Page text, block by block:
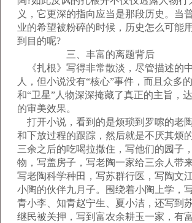
义，它更深的指向应当是那段历史。当
业的希望被粉碎的时候，历史怎么可能
到目的呢?
三、丰富的离题背后
《扎根》写得非常散淡，尽管描述的
人，但小说没有“核心”事件，而且众多
和“卫星”人物深深掩藏了真正的主旨，
的审美效果。
打开小说，看到的是烦琐到罗嗦的老
和下放过程的跟踪，然后就是不厌其烦
三余之后的吃喝拉撒住，写他们的园子
物，写盖房子，写老陶一家给三余人带来
写老陶科学种田，写苏群行医，写陶文
小陶的伙伴九月子。围绕着小陶上学，
青小李、知青赵宁生、夏小洁，还写到
继民被关押，写到富农余耕玉一家，有